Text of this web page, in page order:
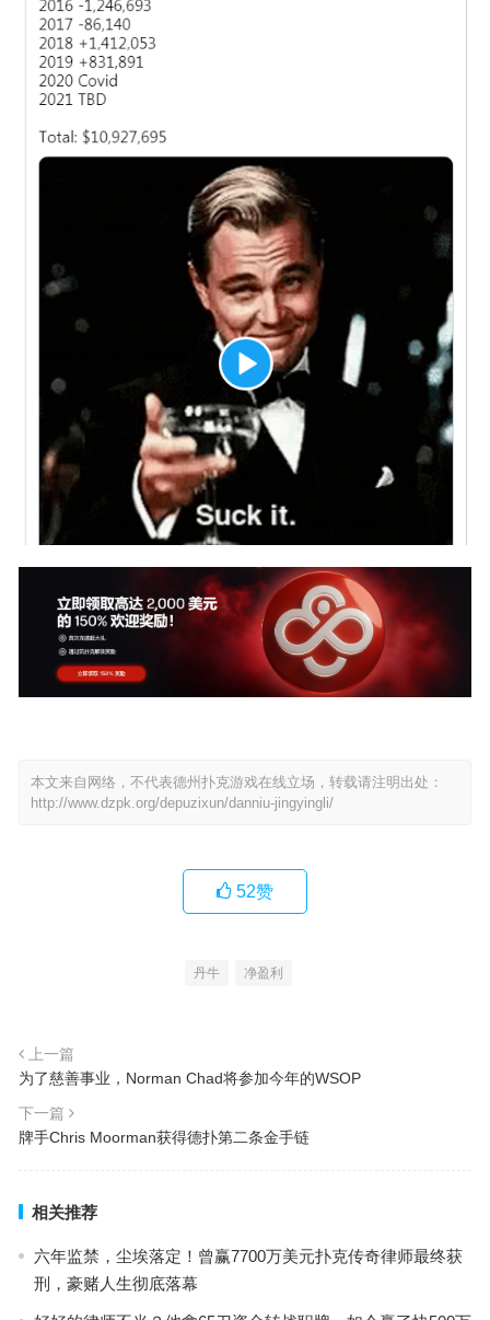
本文来自网络，不代表德州扑克游戏在线立场，转载请注明出处：
http://www.dzpk.org/depuzixun/danniu-jingyingli/
52赞
丹牛 净盈利
上一篇
为了慈善事业，Norman Chad将参加今年的WSOP
下一篇
牌手Chris Moorman获得德扑第二条金手链
相关推荐
六年监禁，尘埃落定！曾赢7700万美元扑克传奇律师最终获
刑，豪赌人生彻底落幕